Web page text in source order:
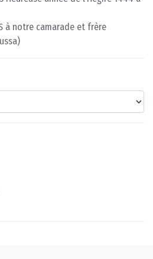
à notre camarade et frère